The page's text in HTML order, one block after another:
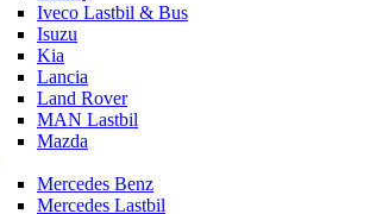
Iveco Lastbil & Bus
Isuzu
Kia
Lancia
Land Rover
MAN Lastbil
Mazda
Mercedes Benz
Mercedes Lastbil